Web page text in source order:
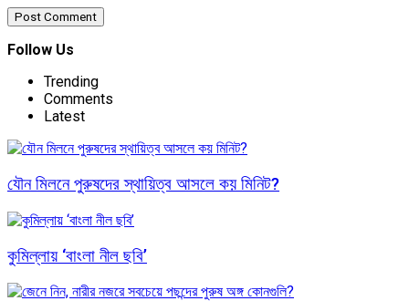
Follow Us
Trending
Comments
Latest
যৌন মিলনে পুরুষদের স্থায়িত্ব আসলে কয় মিনিট?
কুমিল্লায় ‘বাংলা নীল ছবি’